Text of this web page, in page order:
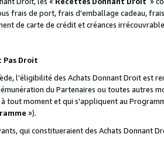
frais de port, frais d'emballage cadeau,
de carte de crédit et créances
Pas Droit
l'éligibilité des Achats Donnant Droit est
du Partenaires ou toutes autres
tout moment et qui s'appliquent au
»).
qui constitueraient des Achats Donnant